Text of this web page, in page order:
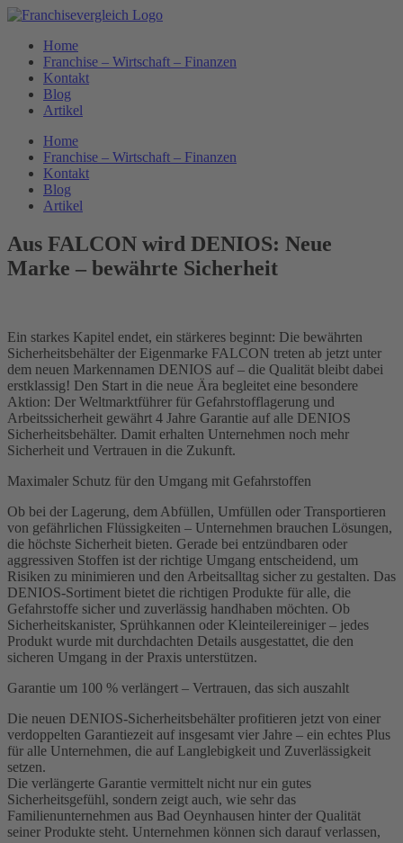
Zum
springenHome
Franchise – Wirtschaft – Finanzen
Kontakt
Blog
Artikel
Home
Franchise – Wirtschaft – Finanzen
Kontakt
Blog
Artikel
Aus FALCON wird DENIOS: Neue
Marke – bewährte Sicherheit
Ein starkes Kapitel endet, ein stärkeres beginnt: Die bewährten
Sicherheitsbehälter der Eigenmarke FALCON treten ab jetzt unter
dem neuen Markennamen DENIOS auf – die Qualität bleibt dabei
erstklassig! Den Start in die neue Ära begleitet eine besondere
Aktion: Der Weltmarktführer für Gefahrstofflagerung und
Arbeitssicherheit gewährt 4 Jahre Garantie auf alle DENIOS
Sicherheitsbehälter. Damit erhalten Unternehmen noch mehr
Sicherheit und Vertrauen in die Zukunft.
Maximaler Schutz für den Umgang mit Gefahrstoffen
Ob bei der Lagerung, dem Abfüllen, Umfüllen oder Transportieren
von gefährlichen Flüssigkeiten – Unternehmen brauchen Lösungen,
die höchste Sicherheit bieten. Gerade bei entzündbaren oder
aggressiven Stoffen ist der richtige Umgang entscheidend, um
Risiken zu minimieren und den Arbeitsalltag sicher zu gestalten. Das
DENIOS-Sortiment bietet die richtigen Produkte für alle, die
Gefahrstoffe sicher und zuverlässig handhaben möchten. Ob
Sicherheitskanister, Sprühkannen oder Kleinteilereiniger – jedes
Produkt wurde mit durchdachten Details ausgestattet, die den
sicheren Umgang in der Praxis unterstützen.
Garantie um 100 % verlängert – Vertrauen, das sich auszahlt
Die neuen DENIOS-Sicherheitsbehälter profitieren jetzt von einer
verdoppelten Garantiezeit auf insgesamt vier Jahre – ein echtes Plus
für alle Unternehmen, die auf Langlebigkeit und Zuverlässigkeit
setzen.
Die verlängerte Garantie vermittelt nicht nur ein gutes
Sicherheitsgefühl, sondern zeigt auch, wie sehr das
Familienunternehmen aus Bad Oeynhausen hinter der Qualität
seiner Produkte steht. Unternehmen können sich darauf verlassen,